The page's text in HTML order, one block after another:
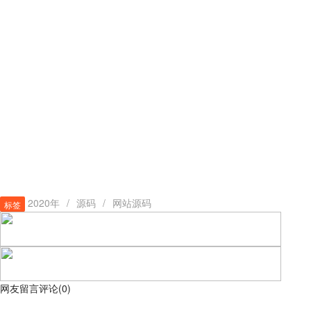
标签 2020年 / 源码 / 网站源码
网友留言评论(0)